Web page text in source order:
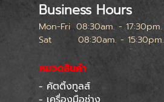
Business Hours
Mon-Fri 08:30am. - 17:30pm.
Sat
08:30am. - 15:30pm.
หยุดทุกเสาร์สุดท้ายของเดือน
หมวดสินค้า
- คัตติ้งทูลส์